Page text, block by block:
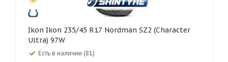
Ikon Ikon 235/45 R17 Nordman SZ2 (Character
Ultra) 97W
Есть в наличии (81)